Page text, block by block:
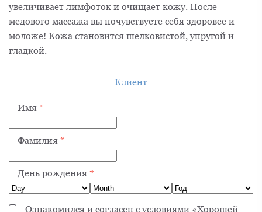
увеличивает лимфоток и очищает кожу. После
медового массажа вы почувствуете себя здоровее и
моложе! Кожа становится шелковистой, упругой и
гладкой.
Клиент
Имя *
Фамилия *
День рождения *
Ознакомился и согласен с условиями «Хорошей